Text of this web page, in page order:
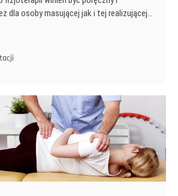
dla osoby masującej jak i tej realizującej…